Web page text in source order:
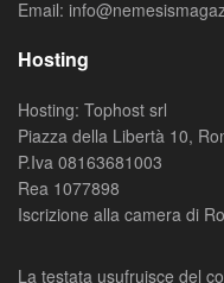
Email:
Hosting
Hosting: Tophost srl
Piazza della Libertà 10,
P.Iva 08163681003
Rea 1077898
Iscrizione alla camera di
La testata usufruisce del